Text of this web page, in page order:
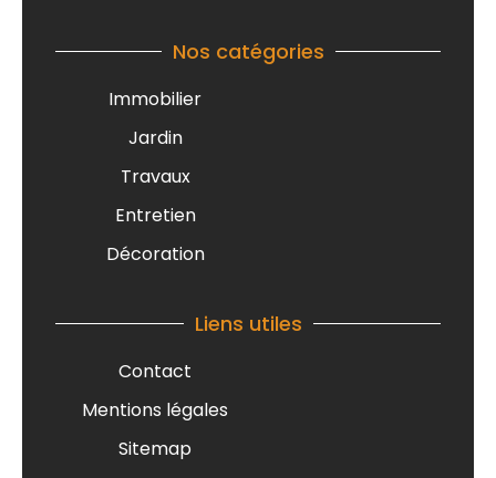
Nos catégories
Immobilier
Jardin
Travaux
Entretien
Décoration
Liens utiles
Contact
Mentions légales
Sitemap